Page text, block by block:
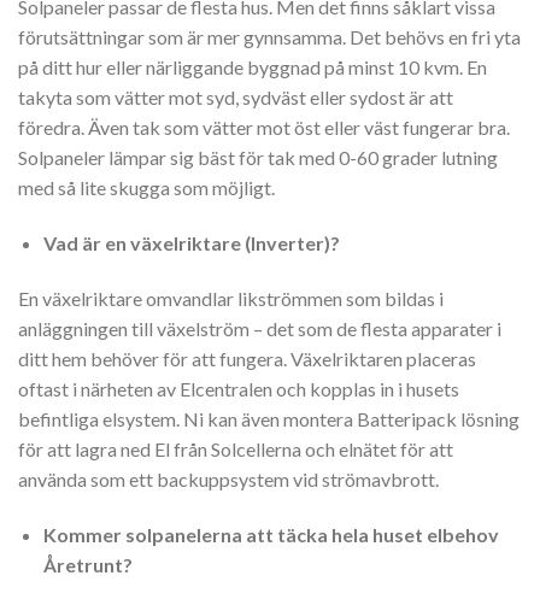
Solpaneler passar de flesta hus. Men det finns såklart vissa
förutsättningar som är mer gynnsamma. Det behövs en fri yta
på ditt hur eller närliggande byggnad på minst 10 kvm. En
takyta som vätter mot syd, sydväst eller sydost är att
föredra. Även tak som vätter mot öst eller väst fungerar bra.
Solpaneler lämpar sig bäst för tak med 0-60 grader lutning
med så lite skugga som möjligt.
Vad är en växelriktare (Inverter)?
En växelriktare omvandlar likströmmen som bildas i
anläggningen till växelström – det som de flesta apparater i
ditt hem behöver för att fungera. Växelriktaren placeras
oftast i närheten av Elcentralen och kopplas in i husets
befintliga elsystem. Ni kan även montera Batteripack lösning
för att lagra ned El från Solcellerna och elnätet för att
använda som ett backuppsystem vid strömavbrott.
Kommer solpanelerna att täcka hela huset elbehov
Åretrunt?